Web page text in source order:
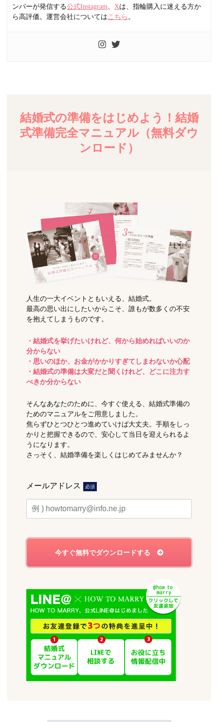
ンバーが発信する公式Instagram Xは、指輪購入に迷える方か
ら高評価。運営会社については こちら 。
結婚式の準備をはじめよう！結婚
式準備完全マニュアル（無料ダウ
ンロード）
人生の一大イベントともいえる、結婚式。
最高の思い出にしたいからこそ、誰もが数多くの不安
を抱えてしまうものです。
・結婚式を挙げたいけれど、何から始めればいいのか
分からない
・思いのほか、お金がかかりすぎてしまわないか心配
・結婚式の準備は大変だと聞くけれど、どこに注力す
べきか分からない
そんなあなたのために、今すぐ使える、結婚式準備の
ためのマニュアルをご用意しました。
焦らずひとつひとつ進めていけば大丈夫。手順をしっ
かりと把握できるので、安心して当日を迎えられるよ
うになります。
さっそく、結婚準備を楽しくはじめてみませんか？
メールアドレス 必須